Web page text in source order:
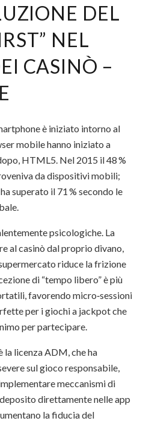
DEL
NEL
CASINÒ –
è iniziato intorno al
mobile hanno iniziato a
HTML5. Nel 2015 il 48 %
da dispositivi mobili;
superato il 71 % secondo le
psicologiche. La
al casinò dal proprio divano,
riduce la frizione
di “tempo libero” è più
favorendo micro‑sessioni
per i giochi a jackpot che
per partecipare.
la licenza ADM, che ha
sul gioco responsabile,
meccanismi di
direttamente nelle app
la fiducia del